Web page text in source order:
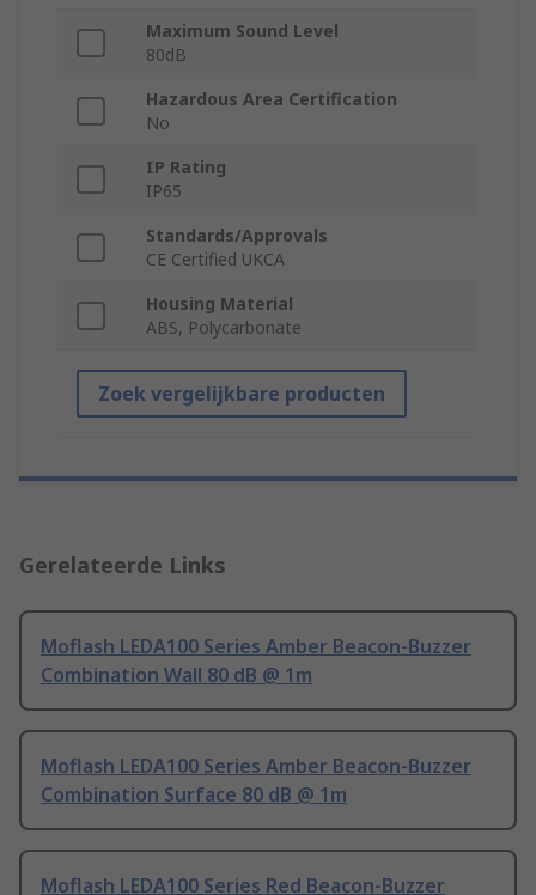
Maximum Sound Level
80dB
Hazardous Area Certification
No
IP Rating
IP65
Standards/Approvals
CE Certified UKCA
Housing Material
ABS, Polycarbonate
Zoek vergelijkbare producten
Gerelateerde Links
Moflash LEDA100 Series Amber Beacon-Buzzer
Combination Wall 80 dB @ 1m
Moflash LEDA100 Series Amber Beacon-Buzzer
Combination Surface 80 dB @ 1m
Moflash LEDA100 Series Red Beacon-Buzzer